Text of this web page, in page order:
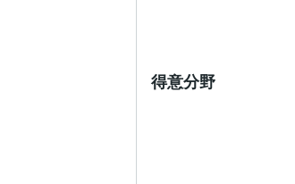
得意分野